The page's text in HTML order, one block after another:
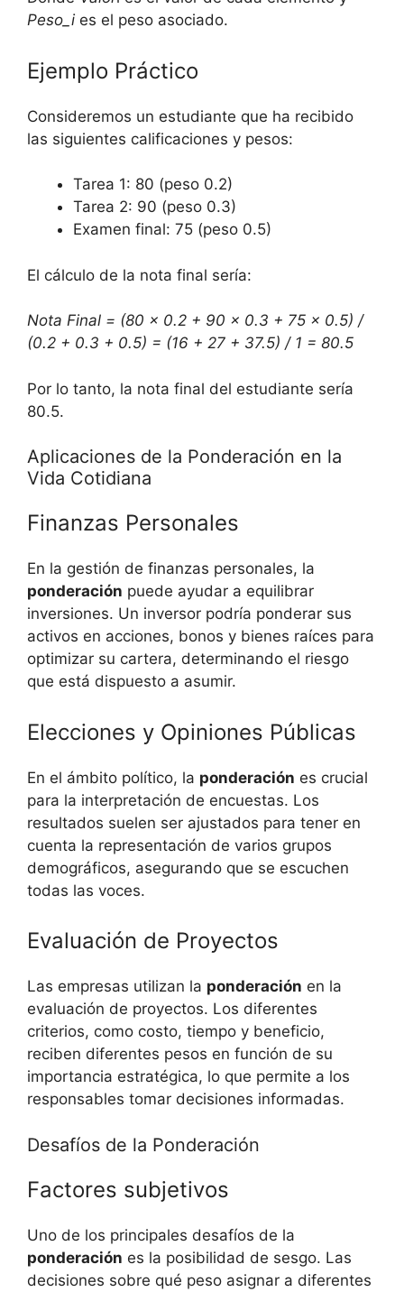
Peso_i es el peso asociado.
Ejemplo Práctico
Consideremos un estudiante que ha recibido
las siguientes calificaciones y pesos:
Tarea 1: 80 (peso 0.2)
Tarea 2: 90 (peso 0.3)
Examen final: 75 (peso 0.5)
El cálculo de la nota final sería:
Nota Final = (80 x 0.2 + 90 x 0.3 + 75 x 0.5) /
(0.2 + 0.3 + 0.5) = (16 + 27 + 37.5) / 1 = 80.5
Por lo tanto, la nota final del estudiante sería
80.5.
Aplicaciones de la Ponderación en la
Vida Cotidiana
Finanzas Personales
En la gestión de finanzas personales, la
ponderación puede ayudar a equilibrar
inversiones. Un inversor podría ponderar sus
activos en acciones, bonos y bienes raíces para
optimizar su cartera, determinando el riesgo
que está dispuesto a asumir.
Elecciones y Opiniones Públicas
En el ámbito político, la ponderación es crucial
para la interpretación de encuestas. Los
resultados suelen ser ajustados para tener en
cuenta la representación de varios grupos
demográficos, asegurando que se escuchen
todas las voces.
Evaluación de Proyectos
Las empresas utilizan la ponderación en la
evaluación de proyectos. Los diferentes
criterios, como costo, tiempo y beneficio,
reciben diferentes pesos en función de su
importancia estratégica, lo que permite a los
responsables tomar decisiones informadas.
Desafíos de la Ponderación
Factores subjetivos
Uno de los principales desafíos de la
ponderación es la posibilidad de sesgo. Las
decisiones sobre qué peso asignar a diferentes